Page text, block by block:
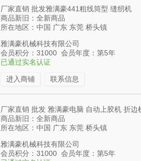
厂家直销 批发雅满豪441粗线筒型 缝纫机
商品新旧：全新商品
所在地区：中国 广东 东莞 桥头镇
雅满豪机械科技有限公司
会员积分：31000 会员年度：第5年
已通过实名认证
进入商铺 联系信息
厂家直销 批发 雅满豪电脑 自动上胶机 折边
商品新旧：全新商品
所在地区：中国 广东 东莞 桥头镇
雅满豪机械科技有限公司
会员积分：31000 会员年度：第5年